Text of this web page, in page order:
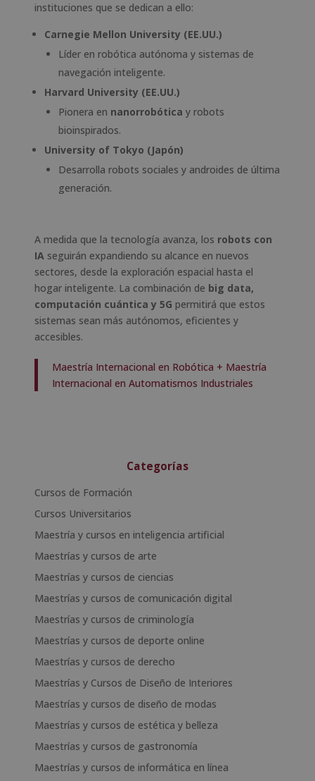
instituciones que se dedican a ello:
Carnegie Mellon University (EE.UU.)
Líder en robótica autónoma y sistemas de
navegación inteligente.
Harvard University (EE.UU.)
Pionera en nanorrobótica y robots
bioinspirados.
University of Tokyo (Japón)
Desarrolla robots sociales y androides de última
generación.
A medida que la tecnología avanza, los robots con
IAseguirán expandiendo su alcance en nuevos
sectores, desde la exploración espacial hasta el
hogar inteligente. La combinación de big data,
computación cuántica y 5G permitirá que estos
sistemas sean más autónomos, eficientes y
accesibles.
Maestría Internacional en Robótica + Maestría
Internacional en Automatismos Industriales
Categorías
Cursos de Formación
Cursos Universitarios
Maestría y cursos en inteligencia artificial
Maestrías y cursos de arte
Maestrías y cursos de ciencias
Maestrías y cursos de comunicación digital
Maestrías y cursos de criminología
Maestrías y cursos de deporte online
Maestrías y cursos de derecho
Maestrías y Cursos de Diseño de Interiores
Maestrías y cursos de diseño de modas
Maestrías y cursos de estética y belleza
Maestrías y cursos de gastronomía
Maestrías y cursos de informática en línea